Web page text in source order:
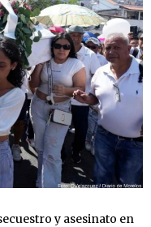
y asesinato en